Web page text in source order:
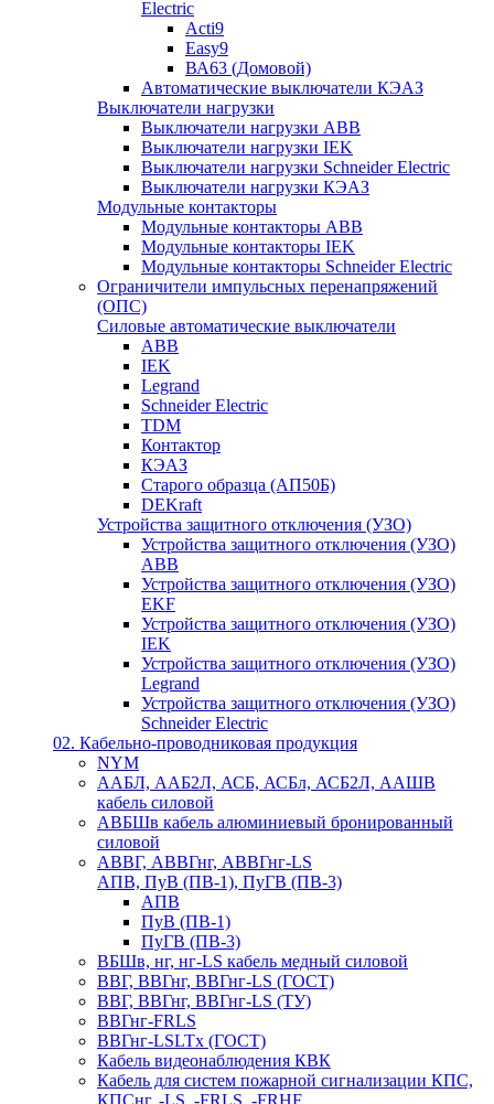
Electric
Acti9
Easy9
ВА63 (Домовой)
Автоматические выключатели КЭАЗ
Выключатели нагрузки
Выключатели нагрузки ABB
Выключатели нагрузки IEK
Выключатели нагрузки Schneider Electric
Выключатели нагрузки КЭАЗ
Модульные контакторы
Модульные контакторы ABB
Модульные контакторы IEK
Модульные контакторы Schneider Electric
Ограничители импульсных перенапряжений
(ОПС)
Силовые автоматические выключатели
ABB
IEK
Legrand
Schneider Electric
TDM
Контактор
КЭАЗ
Старого образца (АП50Б)
DEKraft
Устройства защитного отключения (УЗО)
Устройства защитного отключения (УЗО)
ABB
Устройства защитного отключения (УЗО)
EKF
Устройства защитного отключения (УЗО)
IEK
Устройства защитного отключения (УЗО)
Legrand
Устройства защитного отключения (УЗО)
Schneider Electric
02. Кабельно-проводниковая продукция
NYM
ААБЛ, ААБ2Л, АСБ, АСБл, АСБ2Л, ААШВ
кабель силовой
АВБШв кабель алюминиевый бронированный
силовой
АВВГ, АВВГнг, АВВГнг-LS
АПВ, ПуВ (ПВ-1), ПуГВ (ПВ-3)
АПВ
ПуВ (ПВ-1)
ПуГВ (ПВ-3)
ВБШв, нг, нг-LS кабель медный силовой
ВВГ, ВВГнг, ВВГнг-LS (ГОСТ)
ВВГ, ВВГнг, ВВГнг-LS (ТУ)
ВВГнг-FRLS
ВВГнг-LSLTx (ГОСТ)
Кабель видеонаблюдения КВК
Кабель для систем пожарной сигнализации КПС,
КПСнг, -LS, -FRLS, -FRHF